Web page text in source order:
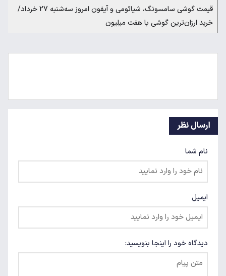
قیمت گوشی سامسونگ، شیائومی و آیفون امروز سه‌شنبه 27 خرداد/
خرید ارزان‌ترین گوشی با هفت میلیون
ارسال نظر
نام شما
ایمیل
دیدگاه خود را اینجا بنویسید: